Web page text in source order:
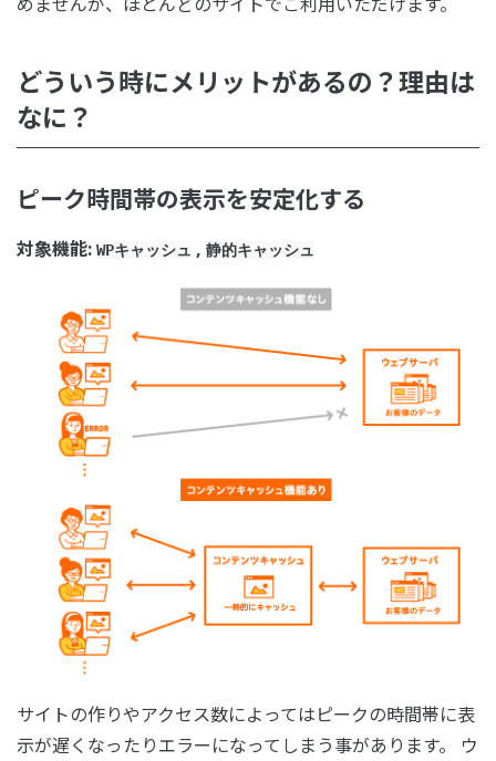
どういう時にメリットがあるの？理由は
なに？
ピーク時間帯の表示を安定化する
対象機能: WPキャッシュ , 静的キャッシュ
サイトの作りやアクセス数によってはピークの時間帯に表
示が遅くなったりエラーになってしまう事があります。 ウ